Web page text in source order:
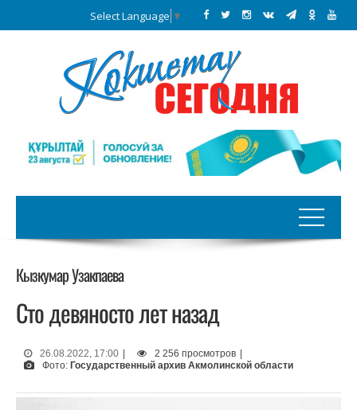
Select Language ▼
Кызкумар Узакпаева
Сто девяносто лет назад
26.08.2022, 17:00 2 256 просмотров
Фото: Государственный архив Акмолинской области